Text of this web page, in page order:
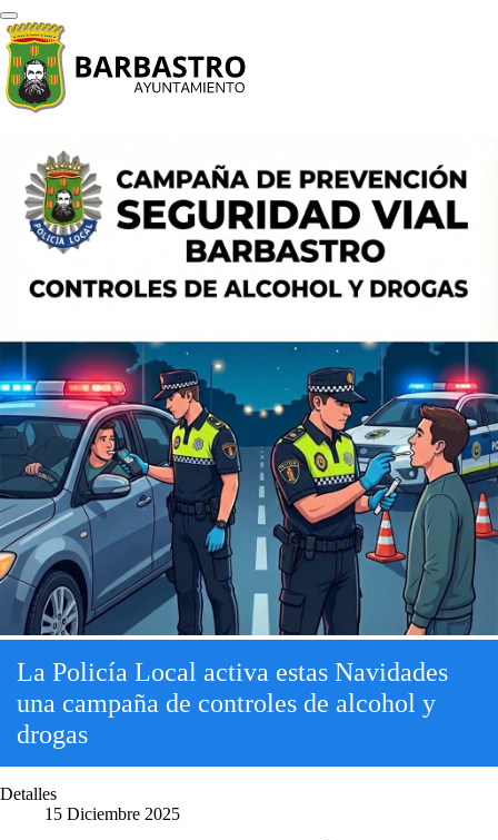
La Policía Local activa estas Navidades
una campaña de controles de alcohol y
drogas
Detalles
15 Diciembre 2025